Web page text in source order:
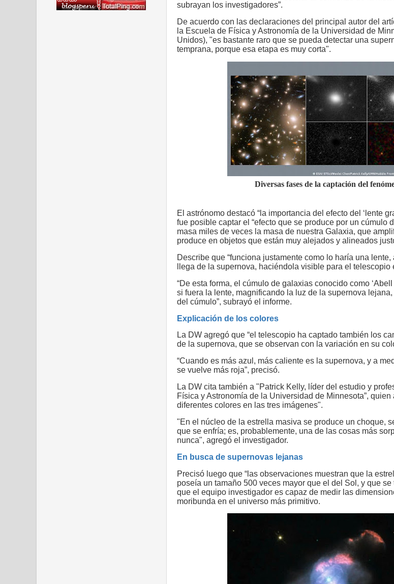
subrayan los investigadores”.
De acuerdo con las declaraciones del principal autor del
la Escuela de Física y Astronomía de la Universidad de
Unidos), "es bastante raro que se pueda detectar una
temprana, porque esa etapa es muy corta".
Diversas fases de la captación del
El astrónomo destacó “la importancia del efecto del ‘lente
fue posible captar el “efecto que se produce por un cúmulo
masa miles de veces la masa de nuestra Galaxia, que
produce en objetos que están muy alejados y alineados
Describe que “funciona justamente como lo haría una
llega de la supernova, haciéndola visible para el telescopio
“De esta forma, el cúmulo de galaxias conocido como
si fuera la lente, magnificando la luz de la supernova
del cúmulo”, subrayó el informe.
Explicación de los colores
La DW agregó que “el telescopio ha captado también los
de la supernova, que se observan con la variación en su
“Cuando es más azul, más caliente es la supernova, y a
se vuelve más roja”, precisó.
La DW cita también a "Patrick Kelly, líder del estudio y
Física y Astronomía de la Universidad de Minnesota”, quien
diferentes colores en las tres imágenes".
"En el núcleo de la estrella masiva se produce un choque,
que se enfría; es, probablemente, una de las cosas más
nunca", agregó el investigador.
En busca de supernovas lejanas
Precisó luego que “las observaciones muestran que la
poseía un tamaño 500 veces mayor que el del Sol, y que se
que el equipo investigador es capaz de medir las
moribunda en el universo más primitivo.